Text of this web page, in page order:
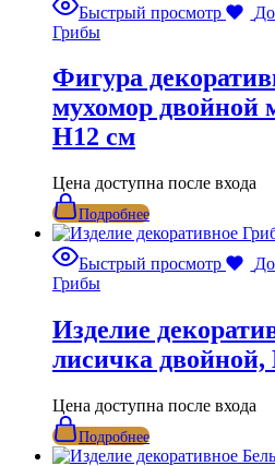
Быстрый просмотр
Грибы
Фигура
мухомор двойной
H12 см
Цена доступна после входа
Подробнее
Быстрый просмотр
Грибы
Изделие
лисичка
Цена доступна после входа
Подробнее